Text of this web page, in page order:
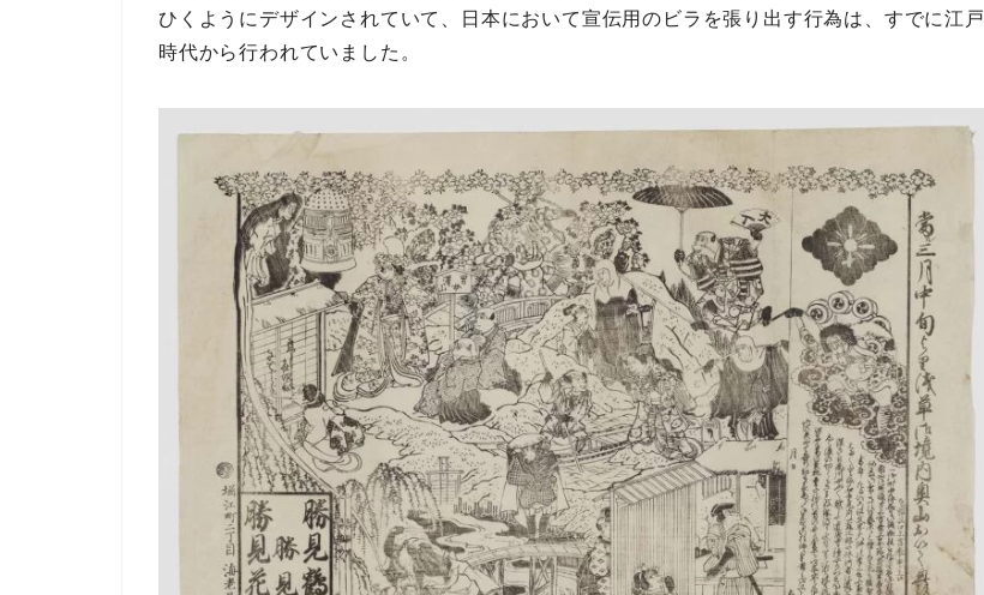
ひくようにデザインされていて、日本において宣伝用のビラを張り出す行為は、すでに江戸
時代から行われていました。